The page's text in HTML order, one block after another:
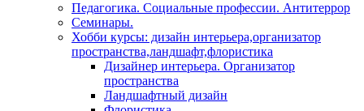
Педагогика. Социальные профессии. Антитеррор
Семинары.
Хобби курсы: дизайн интерьера,организатор
пространства,ландшафт,флористика
Дизайнер интерьера. Организатор
пространства
Ландшафтный дизайн